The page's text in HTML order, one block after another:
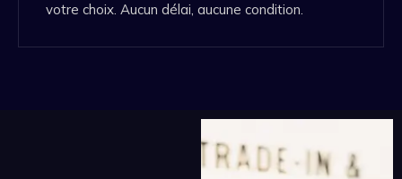
votre choix. Aucun délai, aucune condition.